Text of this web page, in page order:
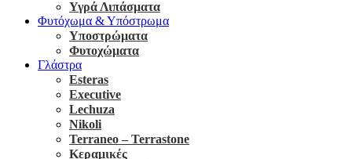
Υγρά Λιπάσματα
Φυτόχωμα & Υπόστρωμα
Υποστρώματα
Φυτοχώματα
Γλάστρα
Esteras
Executive
Lechuza
Nikoli
Terraneo – Terrastone
Κεραμικές